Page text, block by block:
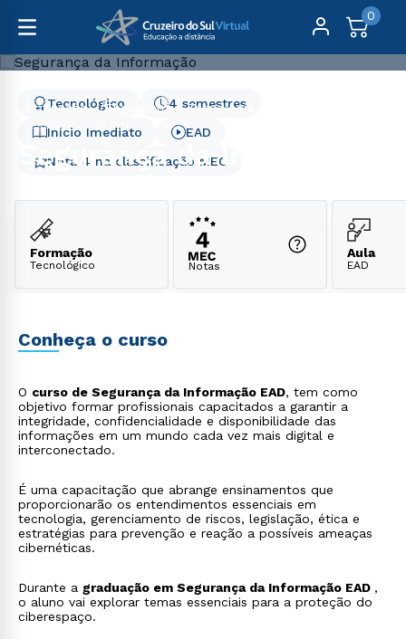
0
Graduação
Engenharia e Tecnologia
Segurança da Informação
Segurança da Informação
Início Imediato
Nota 4 na classificação MEC
4 semestres
Tecnológico
EAD
Formação
Tecnológico Notas
Aula
EAD
Conheça o curso
O curso de Segurança da Informação EAD, tem como
objetivo formar profissionais capacitados a garantir a
integridade, confidencialidade e disponibilidade das
informações em um mundo cada vez mais digital e
interconectado.
É uma capacitação que abrange ensinamentos que
proporcionarão os entendimentos essenciais em
tecnologia, gerenciamento de riscos, legislação, ética e
estratégias para prevenção e reação a possíveis ameaças
cibernéticas.
Durante a graduação em Segurança da Informação EAD ,
o aluno vai explorar temas essenciais para a proteção do
ciberespaço.